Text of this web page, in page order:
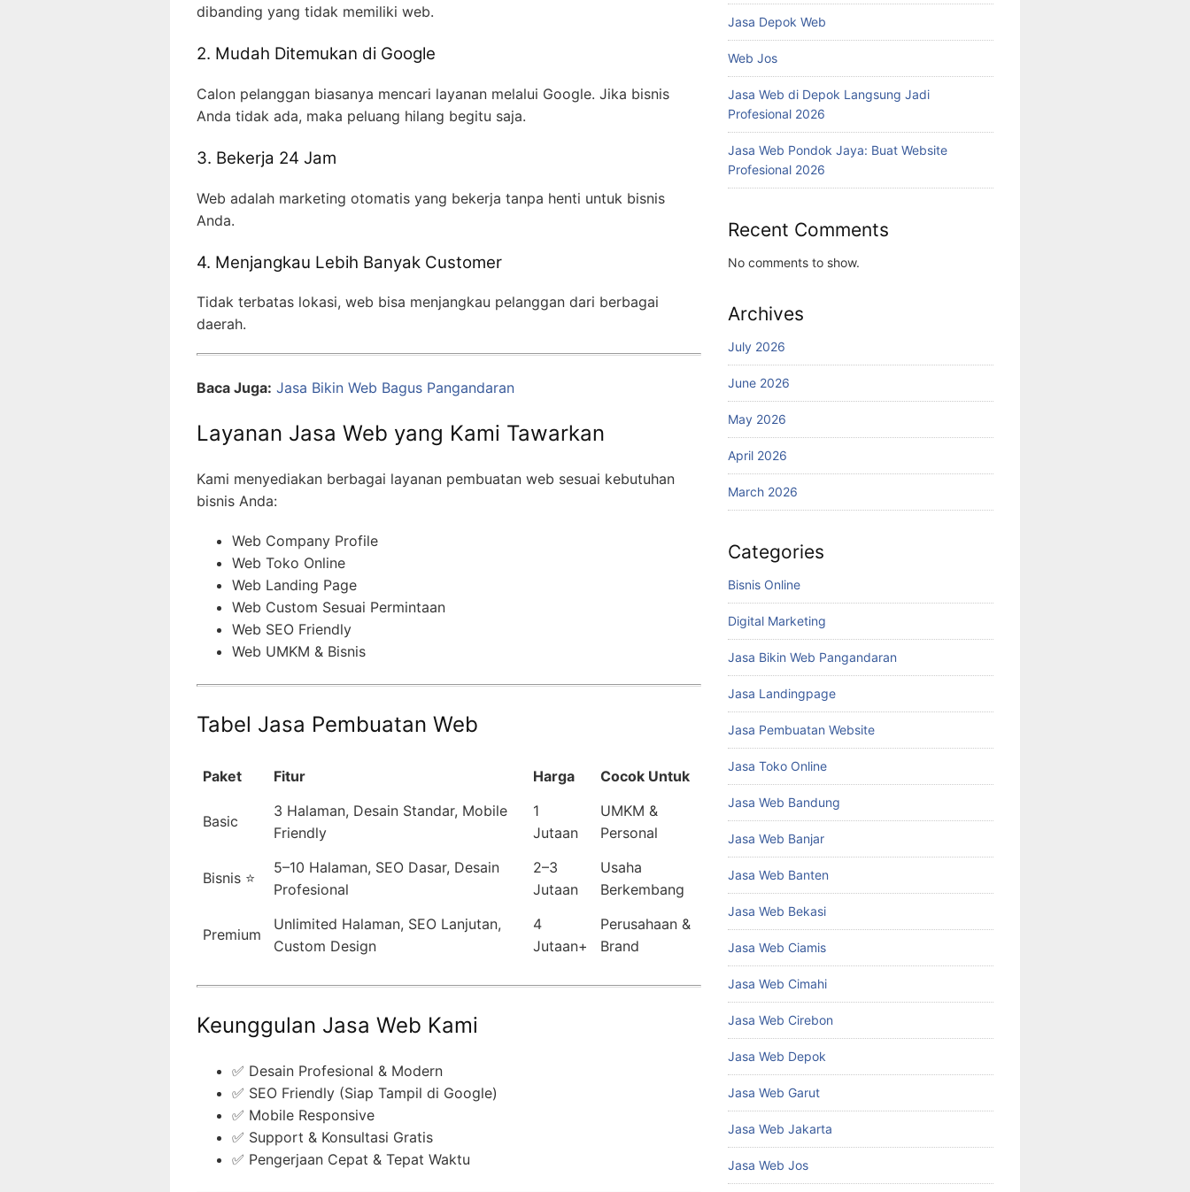
dibanding yang tidak memiliki web.
2. Mudah Ditemukan di Google
Calon pelanggan biasanya mencari layanan melalui Google. Jika bisnis
Anda tidak ada, maka peluang hilang begitu saja.
3. Bekerja 24 Jam
Web adalah marketing otomatis yang bekerja tanpa henti untuk bisnis
Anda.
4. Menjangkau Lebih Banyak Customer
Tidak terbatas lokasi, web bisa menjangkau pelanggan dari berbagai
daerah.
Baca Juga: Jasa Bikin Web Bagus Pangandaran
Layanan Jasa Web yang Kami Tawarkan
Kami menyediakan berbagai layanan pembuatan web sesuai kebutuhan
bisnis Anda:
Web Company Profile
Web Toko Online
Web Landing Page
Web Custom Sesuai Permintaan
Web SEO Friendly
Web UMKM & Bisnis
Tabel Jasa Pembuatan Web
Paket Fitur Harga Cocok Untuk
Basic
3 Halaman, Desain Standar, Mobile
Friendly
1
Jutaan
UMKM &
Personal
Bisnis ⭐
5–10 Halaman, SEO Dasar, Desain
Profesional
2–3
Jutaan
Usaha
Berkembang
Premium
Unlimited Halaman, SEO Lanjutan,
Custom Design
4
Jutaan+
Perusahaan &
Brand
Keunggulan Jasa Web Kami
✅ Desain Profesional & Modern
✅ SEO Friendly (Siap Tampil di Google)
✅ Mobile Responsive
✅ Support & Konsultasi Gratis
✅ Pengerjaan Cepat & Tepat Waktu
Jasa Depok Web
Web Jos
Jasa Web di Depok Langsung Jadi
Profesional 2026
Jasa Web Pondok Jaya: Buat Website
Profesional 2026
Recent Comments
No comments to show.
Archives
July 2026
June 2026
May 2026
April 2026
March 2026
Categories
Bisnis Online
Digital Marketing
Jasa Bikin Web Pangandaran
Jasa Landingpage
Jasa Pembuatan Website
Jasa Toko Online
Jasa Web Bandung
Jasa Web Banjar
Jasa Web Banten
Jasa Web Bekasi
Jasa Web Ciamis
Jasa Web Cimahi
Jasa Web Cirebon
Jasa Web Depok
Jasa Web Garut
Jasa Web Jakarta
Jasa Web Jos